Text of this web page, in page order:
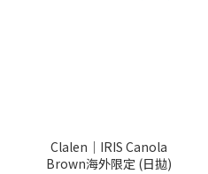
Clalen｜IRIS Canola
Brown海外限定 (日拋)